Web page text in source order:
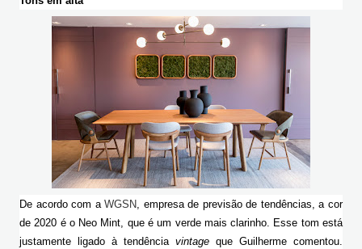
De acordo com a WGSN, empresa de previsão de tendências, a cor
de 2020 é o Neo Mint, que é um verde mais clarinho. Esse tom está
justamente ligado à tendência vintage que Guilherme comentou.